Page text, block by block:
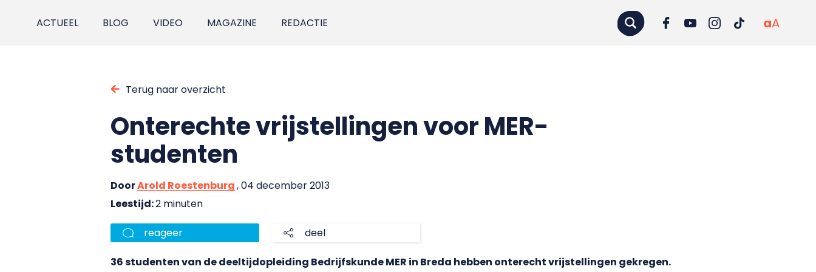
ACTUEEL BLOG VIDEO MAGAZINE REDACTIE aA
Terug naar overzicht
Onterechte vrijstellingen voor MER-
studenten
DoorArold Roestenburg, 04 december 2013
Leestijd:2 minuten
reageer deel
36 studenten van de deeltijdopleiding Bedrijfskunde MER in Breda hebben onterecht vrijstellingen gekregen.